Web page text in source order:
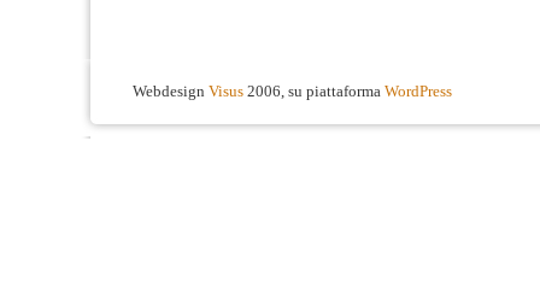
Webdesign Visus 2006, su piattaforma WordPress